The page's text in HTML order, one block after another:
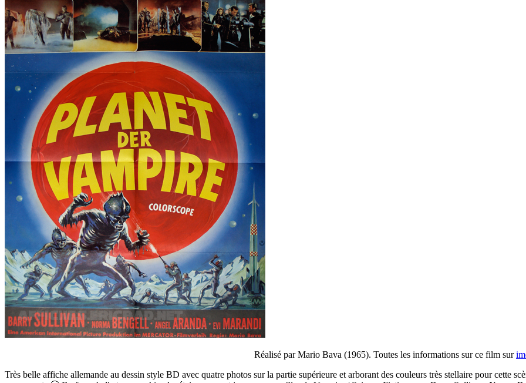
Réalisé par Mario Bava (1965). Toutes les informations sur ce film sur
Très belle affiche allemande au dessin style BD avec quatre photos sur la partie supérieure et arborant des couleurs très stellaire pour cette